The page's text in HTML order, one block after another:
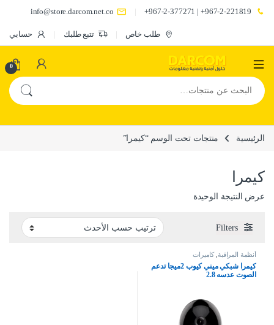
967-2-221819+ | 967-2-377271+
info@store.darcom.net.co
طلب خاص تتبع طلبك حسابي
0
البحث عن:
الرئيسية منتجات تحت الوسم “كيمرا”
كيمرا
عرض النتيجة الوحيدة
Filters
أنظمة المراقبة كاميرات
كيمرا شبكي ميني كيوب 2ميجا تدعم
الصوت عدسه 2.8